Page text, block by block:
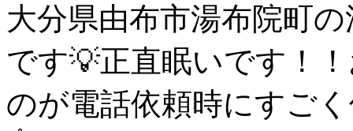
大分県由布市湯布院町
です💡正直眠いです！
のが電話依頼時にすご